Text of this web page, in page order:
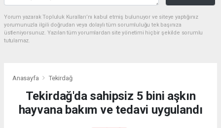
Yorum yazarak Topluluk Kuralları’nı kabul etmiş bulunuyor ve siteye yaptığınız
yorumunuzla ilgili doğrudan veya dolaylı tüm sorumluluğu tek başınıza
üstleniyorsunuz. Yazılan tüm yorumlardan site yönetimi hiçbir şekilde sorumlu
tutulamaz.
Anasayfa Tekirdağ
Tekirdağ'da sahipsiz 5 bini aşkın
hayvana bakım ve tedavi uygulandı